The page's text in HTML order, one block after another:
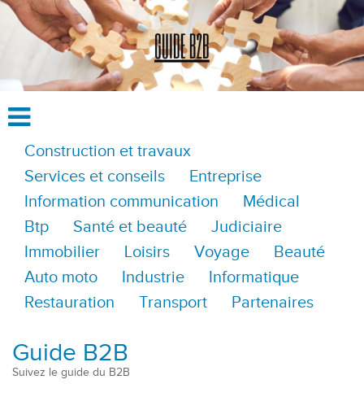
Construction et travaux
Services et conseils
Entreprise
Information communication
Médical
Btp
Santé et beauté
Judiciaire
Immobilier
Loisirs Voyage
Beauté
Auto moto
Industrie
Informatique
Restauration
Transport Partenaires
Guide B2B
Suivez le guide du B2B